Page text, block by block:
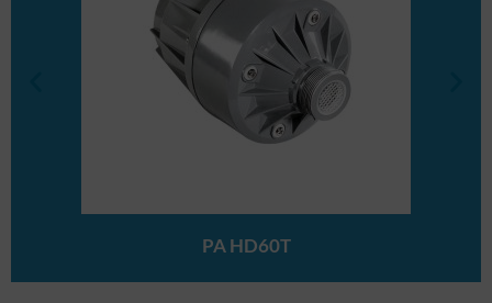
PA HD60T